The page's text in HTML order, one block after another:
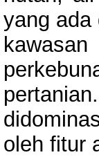
yang ada
oleh fitur